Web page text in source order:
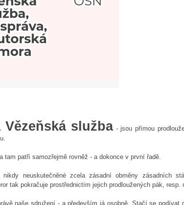
služba- jsou přímou
tam patří samozřejmě rovněž - a dokonce v první řadě.
neuskutečněné zcela zásadní obměny zásadních
tak pokračuje prostřednictím jejich prodloužených pák, resp.
naše sdružení - a především já osobně. Stačí se podívat